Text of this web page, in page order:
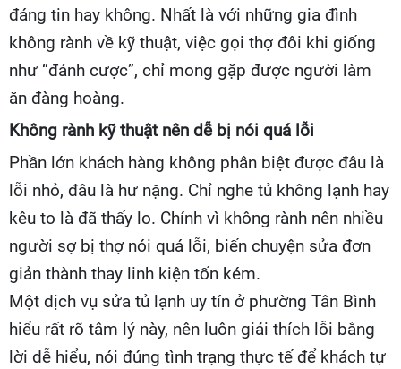
đáng tin hay không. Nhất là với những gia đình
không rành về kỹ thuật, việc gọi thợ đôi khi giống
như “đánh cược”, chỉ mong gặp được người làm
ăn đàng hoàng.
Không rành kỹ thuật nên dễ bị nói quá lỗi
Phần lớn khách hàng không phân biệt được đâu là
lỗi nhỏ, đâu là hư nặng. Chỉ nghe tủ không lạnh hay
kêu to là đã thấy lo. Chính vì không rành nên nhiều
người sợ bị thợ nói quá lỗi, biến chuyện sửa đơn
giản thành thay linh kiện tốn kém.
Một dịch vụ sửa tủ lạnh uy tín ở phường Tân Bình
hiểu rất rõ tâm lý này, nên luôn giải thích lỗi bằng
lời dễ hiểu, nói đúng tình trạng thực tế để khách tự